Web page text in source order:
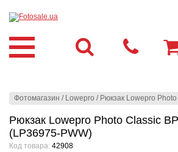
Фотомагазин / Lowepro / Рюкзак Lowepro Photo
Рюкзак Lowepro Photo Classic
(LP36975-PWW)
Код товара: 42908